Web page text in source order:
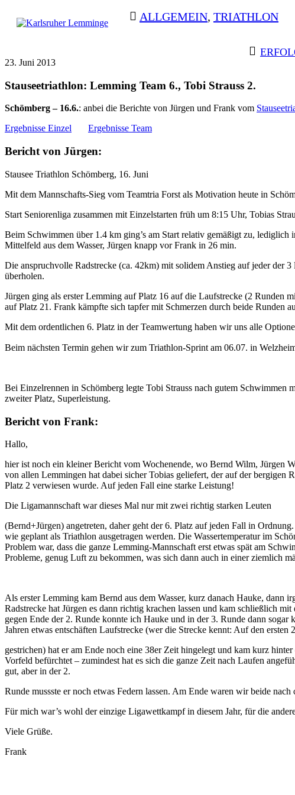
content
ALLGEMEIN, TRIATHLON
23. Juni 2013
Stauseetriathlon: Lemming Team 6., Tobi Strauss 2.
Schömberg – 16.6.: anbei die Berichte von Jürgen und Frank vom
Ergebnisse Einzel
Ergebnisse Team
Bericht von Jürgen:
Stausee Triathlon Schömberg, 16. Juni
Mit dem Mannschafts-Sieg vom Teamtria Forst als Motivation heute in
Start Seniorenliga zusammen mit Einzelstarten früh um 8:15 Uhr, Tobias
Beim Schwimmen über 1.4 km ging’s am Start relativ gemäßigt zu,
Mittelfeld aus dem Wasser, Jürgen knapp vor Frank in 26 min.
Die anspruchvolle Radstrecke (ca. 42km) mit solidem Anstieg auf jeder der
überholen.
Jürgen ging als erster Lemming auf Platz 16 auf die Laufstrecke (2
auf Platz 21. Frank kämpfte sich tapfer mit Schmerzen durch beide Runden
Mit dem ordentlichen 6. Platz in der Teamwertung haben wir uns alle
Beim nächsten Termin gehen wir zum Triathlon-Sprint am 06.07. in
Bei Einzelrennen in Schömberg legte Tobi Strauss nach gutem
zweiter Platz, Superleistung.
Bericht von Frank:
Hallo,
hier ist noch ein kleiner Bericht vom Wochenende, wo Bernd Wilm, Jürgen
von allen Lemmingen hat dabei sicher Tobias geliefert, der auf der
Platz 2 verwiesen wurde. Auf jeden Fall eine starke Leistung!
Die Ligamannschaft war dieses Mal nur mit zwei richtig starken Leuten
(Bernd+Jürgen) angetreten, daher geht der 6. Platz auf jeden Fall in
wie geplant als Triathlon ausgetragen werden. Die Wassertemperatur im
Problem war, dass die ganze Lemming-Mannschaft erst etwas spät am
Probleme, genug Luft zu bekommen, was sich dann auch in einer ziemlich
Als erster Lemming kam Bernd aus dem Wasser, kurz danach Hauke, dann
Radstrecke hat Jürgen es dann richtig krachen lassen und kam schließlich
gegen Ende der 2. Runde konnte ich Hauke und in der 3. Runde dann
Jahren etwas entschäften Laufstrecke (wer die Strecke kennt: Auf den
gestrichen) hat er am Ende noch eine 38er Zeit hingelegt und kam kurz
Vorfeld befürchtet – zumindest hat es sich die ganze Zeit nach Laufen
gut, aber in der 2.
Runde mussste er noch etwas Federn lassen. Am Ende waren wir beide
Für mich war’s wohl der einzige Ligawettkampf in diesem Jahr, für die
Viele Grüße.
Frank